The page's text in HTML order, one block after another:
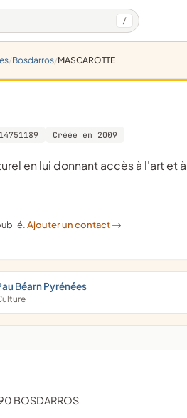
/
Bosdarros MASCAROTTE
Créée en 2009
en lui donnant accès à l'art et
Ajouter un contact ->
Béarn Pyrénées
Culture
BOSDARROS